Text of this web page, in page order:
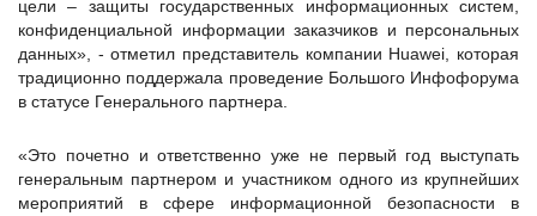
цели – защиты государственных информационных систем,
конфиденциальной информации заказчиков и персональных
данных», - отметил представитель компании Huawei, которая
традиционно поддержала проведение Большого Инфофорума
в статусе Генерального партнера.
«Это почетно и ответственно уже не первый год выступать
генеральным партнером и участником одного из крупнейших
мероприятий в сфере информационной безопасности в